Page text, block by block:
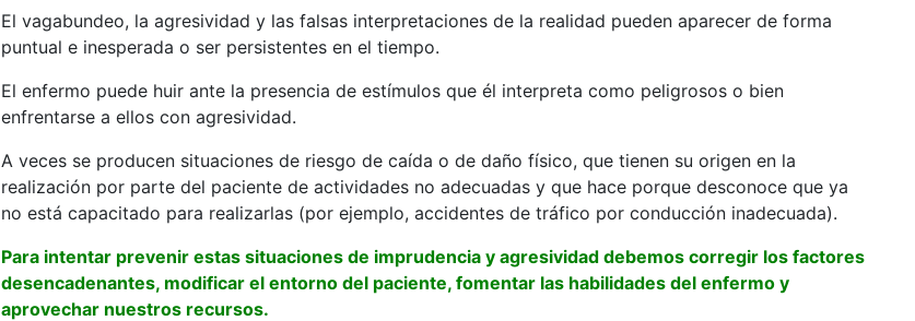
El vagabundeo, la agresividad y las falsas interpretaciones de la realidad pueden aparecer de forma
puntual e inesperada o ser persistentes en el tiempo.
El enfermo puede huir ante la presencia de estímulos que él interpreta como peligrosos o bien
enfrentarse a ellos con agresividad.
A veces se producen situaciones de riesgo de caída o de daño físico, que tienen su origen en la
realización por parte del paciente de actividades no adecuadas y que hace porque desconoce que ya
no está capacitado para realizarlas (por ejemplo, accidentes de tráfico por conducción inadecuada).
Para intentar prevenir estas situaciones de imprudencia y agresividad debemos corregir los factores
desencadenantes, modificar el entorno del paciente, fomentar las habilidades del enfermo y
aprovechar nuestros recursos.